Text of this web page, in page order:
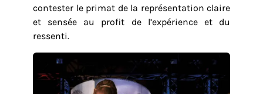
contester le primat de la représentation claire
et sensée au profit de l’expérience et du
ressenti.